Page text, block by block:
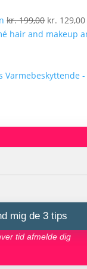
kr.199,00 Den
kr. 199,00.
kr. 129,00
Varmebeskyttende
mig de 3 tips
tid afmelde dig